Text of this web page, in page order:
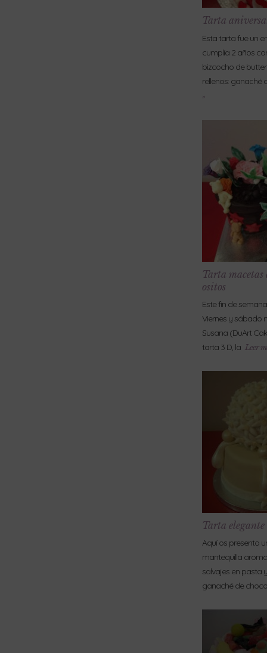
Tarta
Esta tarta fue un
cumplía 2 años
bizcocho de
rellenos: ganaché
»
Tarta macetas
ositos
Este fin de
Viernes y sábado
Susana (DuArt
tarta 3 D, la Leer
Tarta elegante
Aquí os presento
mantequilla
salvajes en pasta
ganaché de